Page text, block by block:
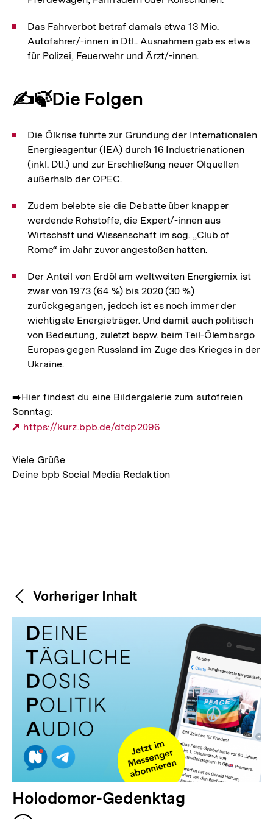
Das Fahrverbot betraf damals etwa 13 Mio.
Autofahrer/-innen in Dtl.. Ausnahmen gab es etwa
für Polizei, Feuerwehr und Ärzt/-innen.
✍️🍃Die Folgen
Die Ölkrise führte zur Gründung der Internationalen
Energieagentur (IEA) durch 16 Industrienationen
(inkl. Dtl.) und zur Erschließung neuer Ölquellen
außerhalb der OPEC.
Zudem belebte sie die Debatte über knapper
werdende Rohstoffe, die Expert/-innen aus
Wirtschaft und Wissenschaft im sog. „Club of
Rome“ im Jahr zuvor angestoßen hatten.
Der Anteil von Erdöl am weltweiten Energiemix ist
zwar von 1973 (64 %) bis 2020 (30 %)
zurückgegangen, jedoch ist es noch immer der
wichtigste Energieträger. Und damit auch politisch
von Bedeutung, zuletzt bspw. beim Teil-Ölembargo
Europas gegen Russland im Zuge des Krieges in der
Ukraine.
➡️Hier findest du eine Bildergalerie zum autofreien
Sonntag:
Externer
https://kurz.bpb.de/dtdp2096
Viele Grüße
Deine bpb Social Media Redaktion
Weitere
Inhalte
Content-
Navigation
Vorheriger Inhalt
V
Holodomor-Gedenktag